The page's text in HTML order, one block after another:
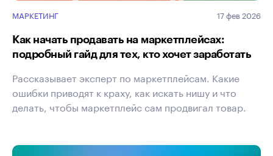
МАРКЕТИНГ 17 фев 2026
Как начать продавать на маркетплейсах:
подробный гайд для тех, кто хочет заработать
Рассказывает эксперт по маркетплейсам. Какие
ошибки приводят к краху, как искать нишу и что
делать, чтобы маркетплейс сам продвигал товар.